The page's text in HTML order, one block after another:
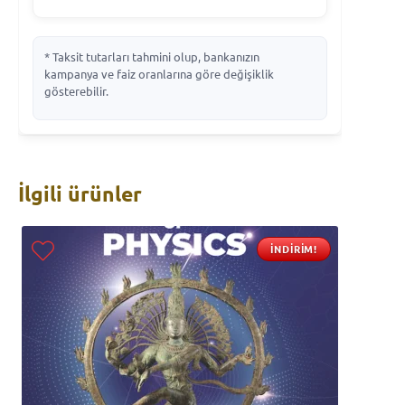
* Taksit tutarları tahmini olup, bankanızın
kampanya ve faiz oranlarına göre değişiklik
gösterebilir.
İlgili ürünler
İNDIRIM!